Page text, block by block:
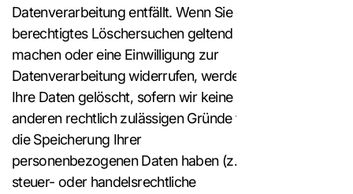
Datenverarbeitung entfällt. Wenn Sie ein
berechtigtes Löschersuchen geltend
machen oder eine Einwilligung zur
Datenverarbeitung widerrufen, werden
Ihre Daten gelöscht, sofern wir keine
anderen rechtlich zulässigen Gründe für
die Speicherung Ihrer
personenbezogenen Daten haben (z. B.
steuer- oder handelsrechtliche